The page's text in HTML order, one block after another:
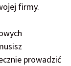
firmy.
prowadzić